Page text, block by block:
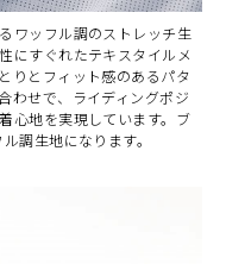
ワッフル調のストレッチ生
にすぐれたテキスタイルメ
りとフィット感のあるパタ
わせで、ライディングポジ
心地を実現しています。ブ
調生地になります。